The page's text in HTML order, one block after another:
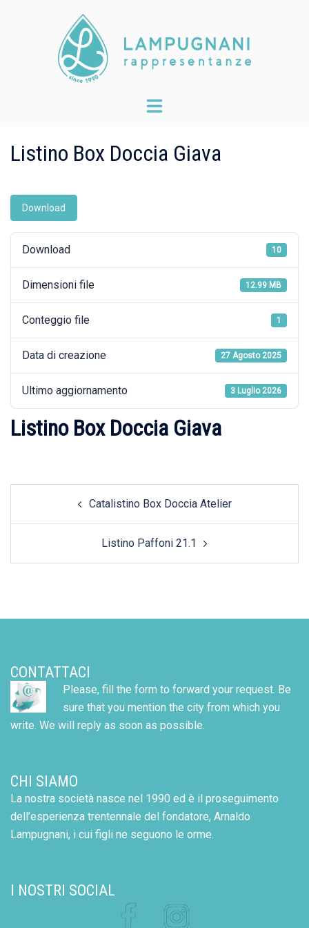
Toggle
Listino Box Doccia Giava
Download
Download 10
Dimensioni file 12.99 MB
Conteggio file 1
Data di creazione 27 Agosto 2025
Ultimo aggiornamento 3 Luglio 2026
Listino Box Doccia Giava
navigation
Catalistino Box Doccia Atelier
Listino Paffoni 21.1
CONTATTACI
Please, fill the form to forward your request. Be
sure that you mention the city from which you
write. We will reply as soon as possible.
CHI SIAMO
La nostra società nasce nel 1990 ed è il proseguimento
dell’esperienza trentennale del fondatore, Arnaldo
Lampugnani, i cui figli ne seguono le orme.
I NOSTRI SOCIAL
Facebook Instagram